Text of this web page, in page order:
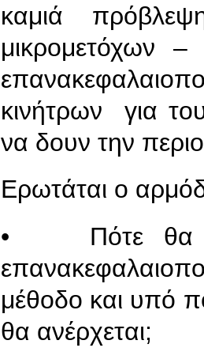
καμιά
μικρομετόχων
κινήτρων για
να δουν την
Ερωτάται ο
• Πότε θα
μέθοδο και υπό
θα ανέρχεται;